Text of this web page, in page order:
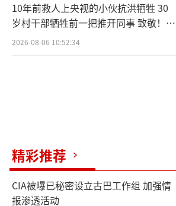
10年前救人上央视的小伙抗洪牺牲 30
岁村干部牺牲前一把推开同事 致敬！送
别！
2026-08-06 10:52:34
精彩推荐
CIA被曝已秘密设立古巴工作组 加强情
报渗透活动